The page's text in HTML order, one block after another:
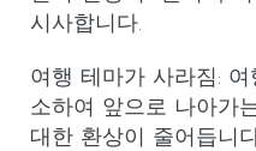
시사합니다.
여행 테마가 사라짐: 여
소하여 앞으로 나아가
대한 환상이 줄어듭니